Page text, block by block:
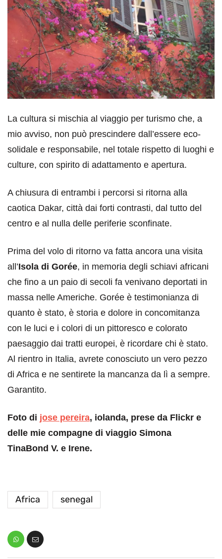
La cultura si mischia al viaggio per turismo che, a
mio avviso, non può prescindere dall’essere eco-
solidale e responsabile, nel totale rispetto di luoghi e
culture, con spirito di adattamento e apertura.
A chiusura di entrambi i percorsi si ritorna alla
caotica Dakar, città dai forti contrasti, dal tutto del
centro e al nulla delle periferie sconfinate.
Prima del volo di ritorno va fatta ancora una visita
all’Isola di Gorée, in memoria degli schiavi africani
che fino a un paio di secoli fa venivano deportati in
massa nelle Americhe. Gorée è testimonianza di
quanto è stato, è storia e dolore in concomitanza
con le luci e i colori di un pittoresco e colorato
paesaggio dai tratti europei, è ricordare chi è stato.
Al rientro in Italia, avrete conosciuto un vero pezzo
di Africa e ne sentirete la mancanza da lì a sempre.
Garantito.
Foto di jose pereira, iolanda, prese da Flickr e
delle mie compagne di viaggio Simona
TinaBond V. e Irene.
Africa senegal